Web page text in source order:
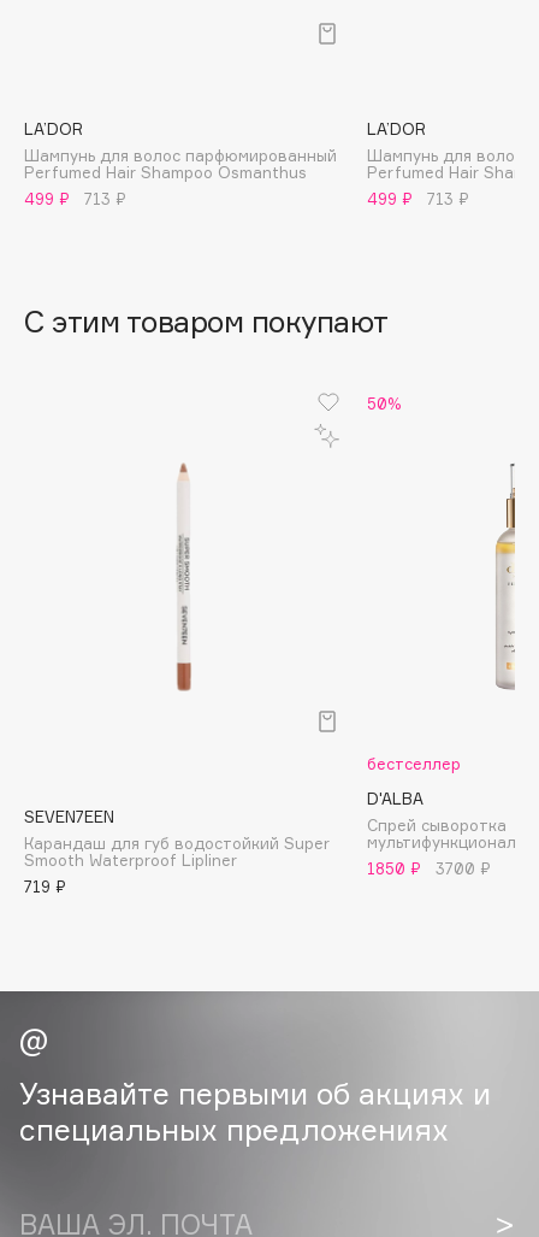
Balmain Hair Couture
Banderas
Basicare
BORK
Brunello Cucinelli
Bvlgari
Cadence
Carmex
LA’DOR
Шампунь для волос парфюмированный
Perfumed Hair Shampoo Osmanthus
499 ₽
713 ₽
LA’DOR
Шампунь для волос
Perfumed Hair
499 ₽
713 ₽
С этим товаром покупают
SEVEN7EEN
Карандаш для губ водостойкий Super
Smooth Waterproof Lipliner
719 ₽
50%
бестселлер
D'ALBA
Спрей сыворотка
1850 ₽
3700 ₽
Узнавайте первыми об акциях и
специальных предложениях
ВАША ЭЛ. ПОЧТА